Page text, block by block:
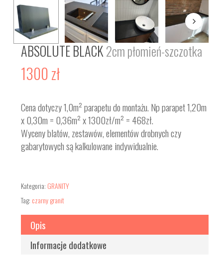
ABSOLUTE BLACK2cm płomień-szczotka
1300zł
Cena dotyczy 1,0m² parapetu do montażu. Np parapet 1,20m
x 0,30m = 0,36m² x 1300zł/m² = 468zł.
Wyceny blatów, zestawów, elementów drobnych czy
gabarytowych są kalkulowane indywidualnie.
Kategoria: GRANITY
Tag: czarny granit
Opis
Informacje dodatkowe